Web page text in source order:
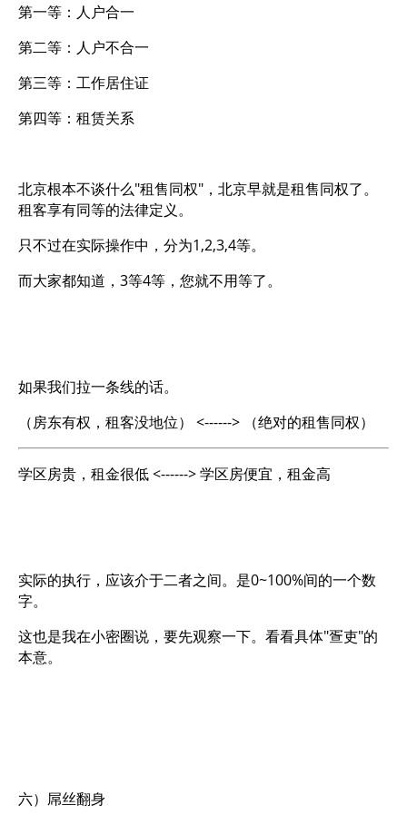
第一等：人户合一
第二等：人户不合一
第三等：工作居住证
第四等：租赁关系
北京根本不谈什么"租售同权"，北京早就是租售同权了。
租客享有同等的法律定义。
只不过在实际操作中，分为1,2,3,4等。
而大家都知道，3等4等，您就不用等了。
如果我们拉一条线的话。
（房东有权，租客没地位） <------> （绝对的租售同权）
学区房贵，租金很低 <------> 学区房便宜，租金高
实际的执行，应该介于二者之间。是0~100%间的一个数
字。
这也是我在小密圈说，要先观察一下。看看具体"疍吏"的
本意。
六）屌丝翻身